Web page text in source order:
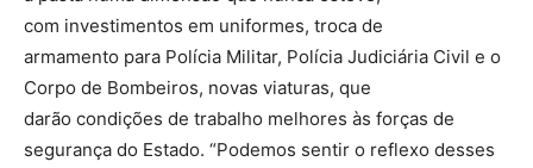
com investimentos em uniformes, troca de
armamento para Polícia Militar, Polícia Judiciária Civil e o
Corpo de Bombeiros, novas viaturas, que
darão condições de trabalho melhores às forças de
segurança do Estado. “Podemos sentir o reflexo desses